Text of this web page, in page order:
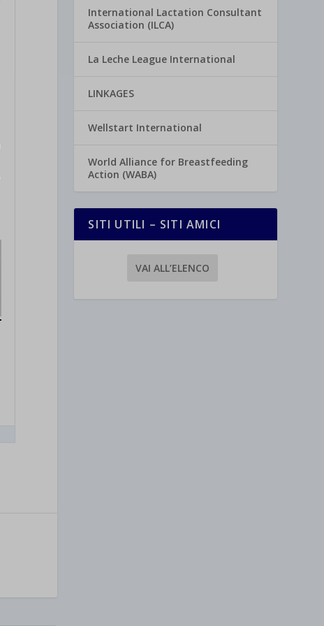
International Lactation Consultant
Association (ILCA)
La Leche League International
LINKAGES
Wellstart International
World Alliance for Breastfeeding
Action (WABA)
SITI UTILI – SITI AMICI
VAI ALL’ELENCO